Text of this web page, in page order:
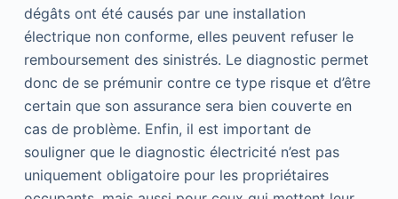
dégâts ont été causés par une installation
électrique non conforme, elles peuvent refuser le
remboursement des sinistrés. Le diagnostic permet
donc de se prémunir contre ce type risque et d’être
certain que son assurance sera bien couverte en
cas de problème. Enfin, il est important de
souligner que le diagnostic électricité n’est pas
uniquement obligatoire pour les propriétaires